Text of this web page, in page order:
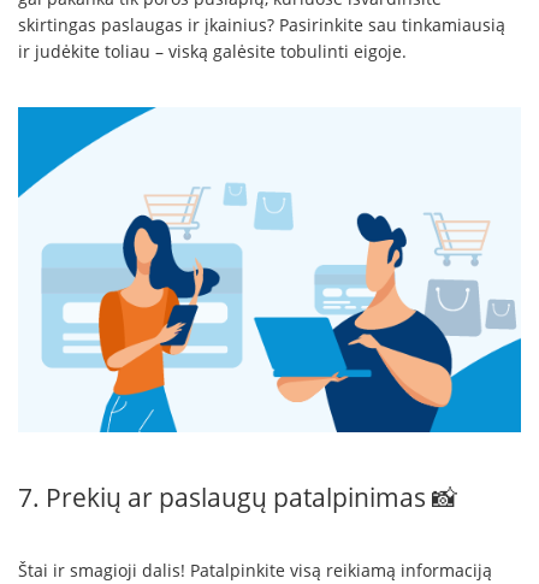
skirtingas paslaugas ir įkainius? Pasirinkite sau tinkamiausią
ir judėkite toliau – viską galėsite tobulinti eigoje.
7. Prekių ar paslaugų patalpinimas 📸
Štai ir smagioji dalis! Patalpinkite visą reikiamą informaciją